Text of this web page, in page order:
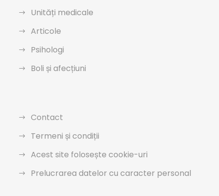
Unități medicale
Articole
Psihologi
Boli și afecțiuni
Contact
Termeni și condiții
Acest site folosește cookie-uri
Prelucrarea datelor cu caracter personal